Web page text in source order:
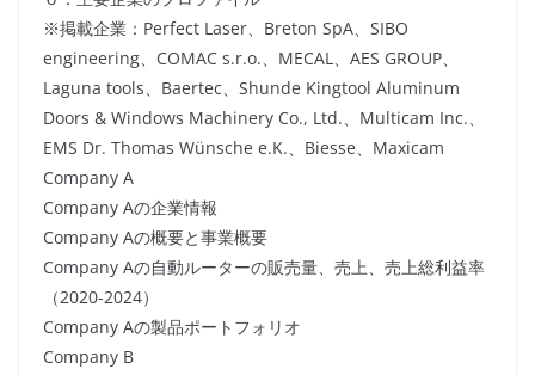
※掲載企業：Perfect Laser、Breton SpA、SIBO
engineering、COMAC s.r.o.、MECAL、AES GROUP、
Laguna tools、Baertec、Shunde Kingtool Aluminum
Doors & Windows Machinery Co., Ltd.、Multicam Inc.、
EMS Dr. Thomas Wünsche e.K.、Biesse、Maxicam
Company A
Company Aの企業情報
Company Aの概要と事業概要
Company Aの自動ルーターの販売量、売上、売上総利益率
（2020-2024）
Company Aの製品ポートフォリオ
Company B